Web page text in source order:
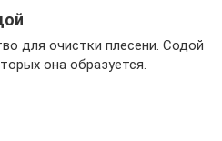
для очистки плесени. Содой
она образуется.